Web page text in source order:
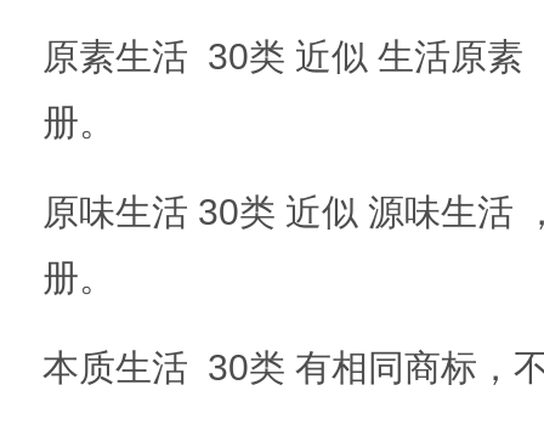
原素生活 30类 近似 生活原素
册。
原味生活 30类 近似 源味生活
册。
本质生活 30类 有相同商标，